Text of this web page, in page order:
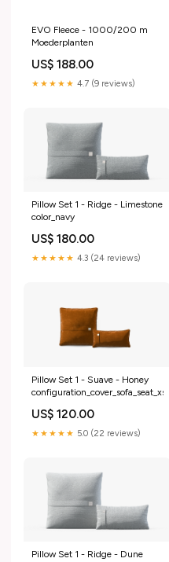
EVO Fleece - 1000/200 m
Moederplanten
US$ 188.00
★★★★★ 4.7 (9 reviews)
Pillow Set 1 - Ridge - Limestone
color_navy
US$ 180.00
★★★★★ 4.3 (24 reviews)
Pillow Set 1 - Suave - Honey
configuration_cover_sofa_seat_xs
US$ 120.00
★★★★★ 5.0 (22 reviews)
Pillow Set 1 - Ridge - Dune